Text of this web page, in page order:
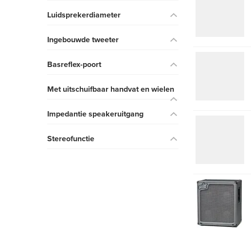
Luidsprekerdiameter
Ingebouwde tweeter
Basreflex-poort
Met uitschuifbaar handvat en wielen
Impedantie speakeruitgang
Stereofunctie